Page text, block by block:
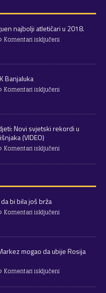
najbolji atletičari u 2018.
Komentari isključeni
Banjaluka
Komentari isključeni
Novi svjetski rekordi u
(VIDEO)
Komentari isključeni
bi bila još brža
Komentari isključeni
mogao da ubije Rosija
Komentari isključeni